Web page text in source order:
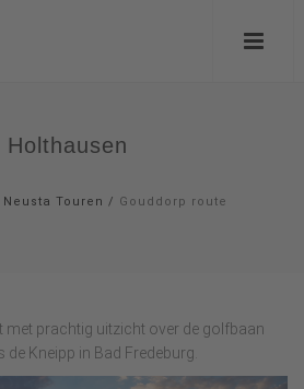
Neusta Touren / Gouddorp route
met prachtig uitzicht over de golfbaan
Kneipp in Bad Fredeburg.